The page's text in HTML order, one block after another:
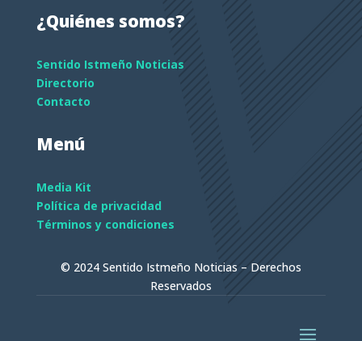
¿Quiénes somos?
Sentido Istmeño Noticias
Directorio
Contacto
Menú
Media Kit
Política de privacidad
Términos y condiciones
© 2024 Sentido Istmeño Noticias – Derechos
Reservados